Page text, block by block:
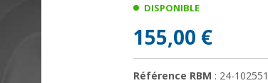
DISPONIBLE
155,00 €
Référence RBM : 24-